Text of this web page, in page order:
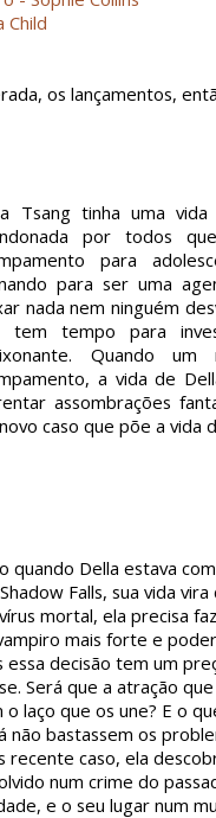
Child
os lançamentos,
Tsang tinha uma
por todos
para
para ser uma
nada nem ninguém
tem tempo para
Quando
a vida de
assombrações
caso que põe a vida
quando Della estava
Falls, sua vida
mortal, ela precisa
mais forte e
essa decisão tem um
Será que a atração
o laço que os une? E o
não bastassem os
recente caso, ela
num crime do
e o seu lugar num